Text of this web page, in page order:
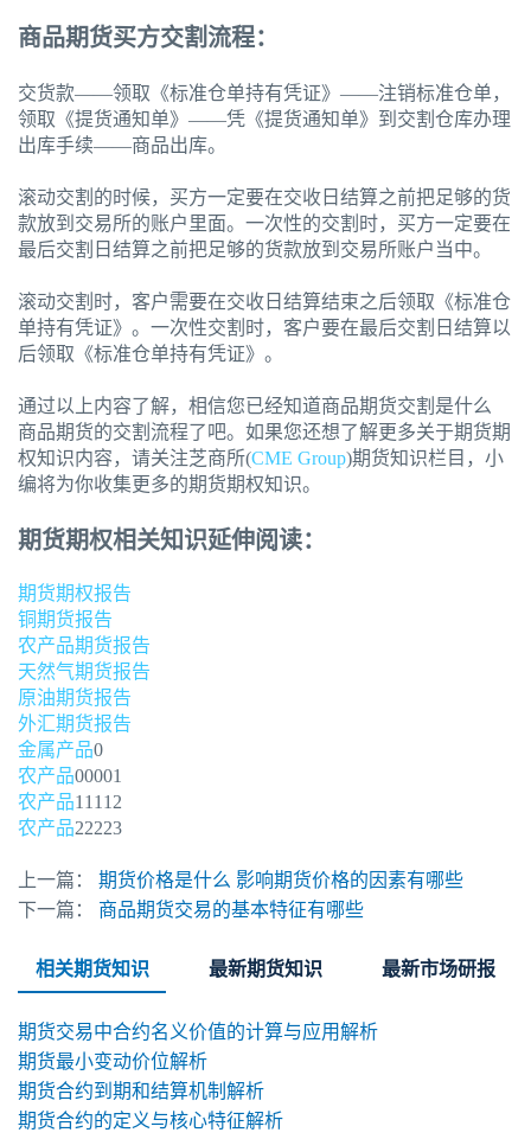
商品期货买方交割流程：
交货款——领取《标准仓单持有凭证》——注销标准仓单，
领取《提货通知单》——凭《提货通知单》到交割仓库办理
出库手续——商品出库。
滚动交割的时候，买方一定要在交收日结算之前把足够的货
款放到交易所的账户里面。一次性的交割时，买方一定要在
最后交割日结算之前把足够的货款放到交易所账户当中。
滚动交割时，客户需要在交收日结算结束之后领取《标准仓
单持有凭证》。一次性交割时，客户要在最后交割日结算以
后领取《标准仓单持有凭证》。
通过以上内容了解，相信您已经知道商品期货交割是什么
商品期货的交割流程了吧。如果您还想了解更多关于期货期
权知识内容，请关注芝商所(CME Group)期货知识栏目，小
编将为你收集更多的期货期权知识。
期货期权相关知识延伸阅读：
期货期权报告
铜期货报告
农产品期货报告
天然气期货报告
原油期货报告
外汇期货报告
金属产品0
农产品00001
农产品11112
农产品22223
上一篇：
期货价格是什么 影响期货价格的因素有哪些
下一篇：
商品期货交易的基本特征有哪些
相关期货知识 最新期货知识 最新市场研报
期货交易中合约名义价值的计算与应用解析
期货最小变动价位解析
期货合约到期和结算机制解析
期货合约的定义与核心特征解析